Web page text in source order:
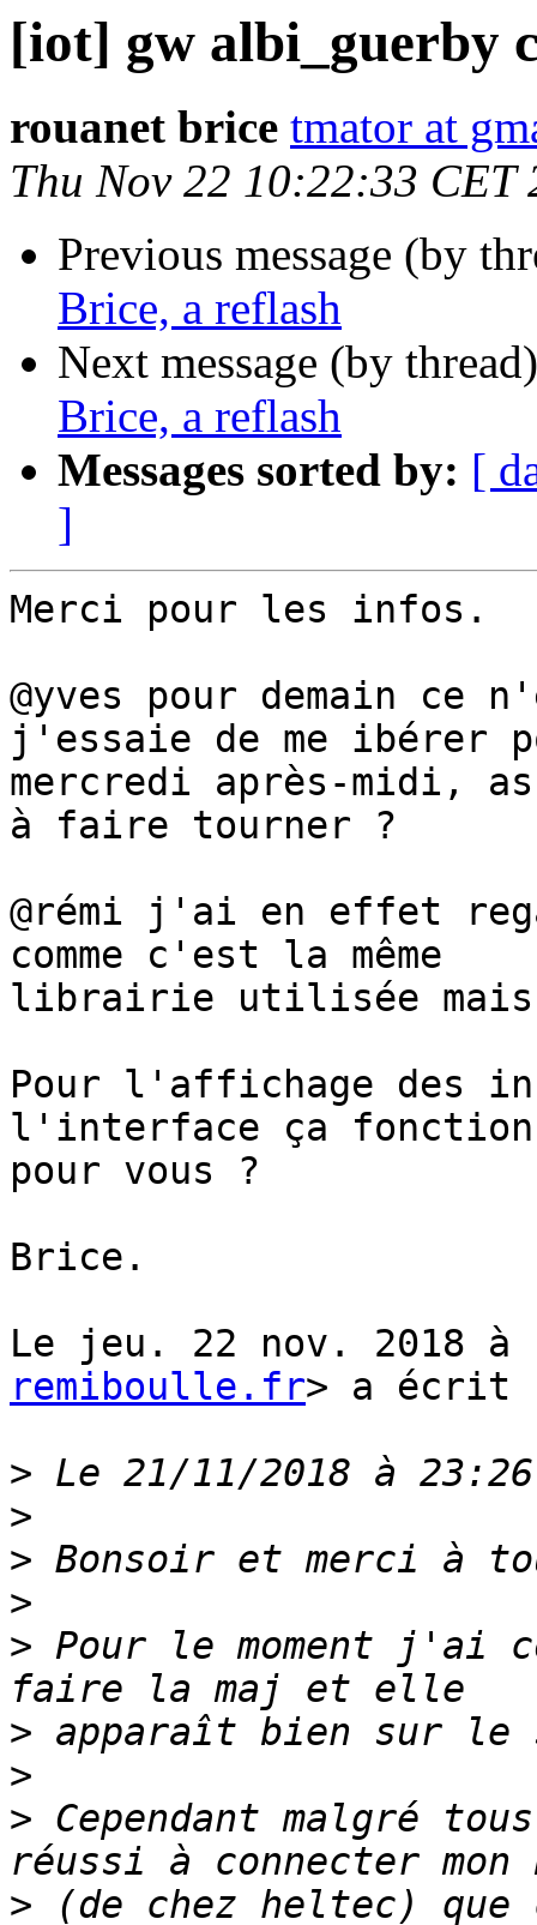
[iot] gw albi_guerby
rouanet brice tmator at
Thu Nov 22 10:22:33 CET
Previous message (by
Brice, a reflash
Next message (by
Brice, a reflash
Messages sorted by: [
]
Merci pour les infos.
@yves pour demain ce
j'essaie de me ibérer
mercredi après-midi,
à faire tourner ?
@rémi j'ai en effet
comme c'est la même
librairie utilisée mais
Pour l'affichage des
l'interface ça
pour vous ?
Brice.
Le jeu. 22 nov. 2018 à
remiboulle.fr> a écrit
>
>
>
>
> Pour le moment j'ai
>
>
> Cependant malgré
> (de chez heltec) que